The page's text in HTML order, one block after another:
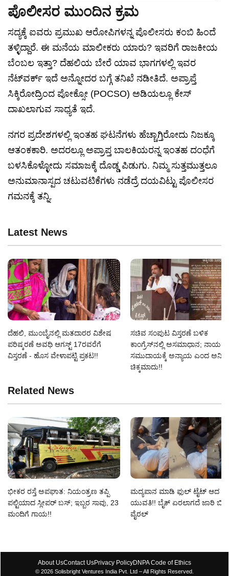
ಪೊಲೀಸರ ಮುಂದಿನ ಕ್ರಮ
ಸದ್ಯಕ್ಕೆ ಐವರು ಪ್ರಮುಖ ಆರೋಪಿಗಳನ್ನ ಪೊಲೀಸರು ಕಂಬಿ ಹಿಂದೆ
ತಳ್ಳಿದ್ದಾರೆ. ಈ ಮನೆಯ ಮಾಲೀಕರು ಯಾರು? ಇವರಿಗೆ ರಾಜಕೀಯ
ಬೆಂಬಲ ಇತ್ತಾ? ದೆಹಲಿಯ ಬೇರೆ ಯಾವ ಭಾಗಗಳಲ್ಲಿ ಇವರ
ನೆಟ್‌ವರ್ಕ್ ಇದೆ ಅನ್ನೋದರ ಬಗ್ಗೆ ತನಿಖೆ ನಡೀತಿದೆ. ಅಪ್ರಾಪ್ತೆ
ಸಿಕ್ಕಿರೋದ್ರಿಂದ ಪೋಕ್ಸೋ (POCSO) ಅಡಿಯಲ್ಲೂ ಕೇಸ್
ದಾಖಲಾಗುವ ಸಾಧ್ಯತೆ ಇದೆ.
ನಗರ ಪ್ರದೇಶಗಳಲ್ಲಿ ಇಂತಹ ಘಟನೆಗಳು ಹೆಚ್ಚಾಗ್ತಿರೋದು ನಿಜಕ್ಕೂ
ಆತಂಕಕಾರಿ. ಅದರಲ್ಲೂ ಅಪ್ರಾಪ್ತ ಬಾಲಕಿಯರನ್ನ ಇಂತಹ ದಂಧೆಗೆ
ಬಳಸಿಕೊಳ್ಳೋದು ಸಮಾಜಕ್ಕೆ ದೊಡ್ಡ ಪಿಡುಗು. ನಿಮ್ಮ ಸುತ್ತಮುತ್ತಲೂ
ಅನುಮಾನಾಸ್ಪದ ಚಟುವಟಿಕೆಗಳು ನಡೆದ್ರೆ ದಯವಿಟ್ಟು ಪೊಲೀಸರ
ಗಮನಕ್ಕೆ ತನ್ನಿ.
Latest News
ದೆಹಲಿ, ಮುಂಬೈನಲ್ಲಿ ಮತದಾರರ ವಿಶೇಷ
ಪರಿಷ್ಕರಣೆ ಅವಧಿ ಆಗಸ್ಟ್ 17ರವರೆಗೆ
ವಿಸ್ತರಣೆ - ಹೊಸ ವೇಳಾಪಟ್ಟಿ ಪ್ರಕಟ!!
ಸಚಿವ ಸಂಪುಟ ವಿಸ್ತರಣೆ ಬಳಿಕ
ಕಾಂಗ್ರೆಸ್‌ನಲ್ಲಿ ಅಸಮಾಧಾನ; ನಾಯಕ
ಸಮುದಾಯಕ್ಕೆ ಅನ್ಯಾಯ ಎಂದ ಅನಿಲ್
ಚಿಕ್ಕಮಾದು!!
Related News
ಭೀಕರ ರಸ್ತೆ ಅಪಘಾತ: ನಿಯಂತ್ರಣ ತಪ್ಪಿ
ಪಲ್ಟಿಯಾದ ಸ್ಲೀಪರ್ ಬಸ್; ಇಬ್ಬರ ಸಾವು, 23
ಮಂದಿಗೆ ಗಾಯ!!
ಮದ್ಯಪಾನ ಮಾಡಿ ಫುಲ್ ಟೈಟ್ ಆದ
ಯುವತಿ!! ಬೈಕ್ ಏರಲಾಗದೆ ಜಾರಿ ಬಿದ್ದ
ವೈರಲ್
About UsContact UsPrivacy PolicyDNPA Code of Ethics
© 2026 Solisbright Ventures India Pvt. Ltd – All Rights Reserved.